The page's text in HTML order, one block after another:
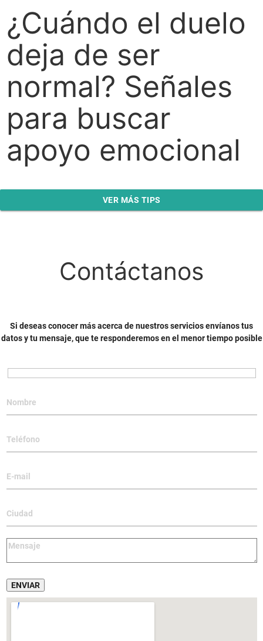
¿Cuándo el duelo
deja de ser
normal? Señales
para buscar
apoyo emocional
VER MÁS TIPS
Contáctanos
Si deseas conocer más acerca de nuestros servicios envíanos tus
datos y tu mensaje, que te responderemos en el menor tiempo posible